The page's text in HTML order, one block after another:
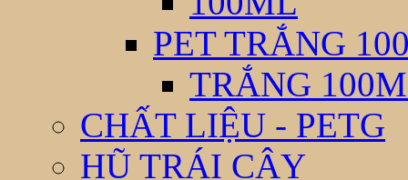
PET TRẮNG
TRẮNG
CHẤT LIỆU - PETG
HŨ TRÁI CÂY